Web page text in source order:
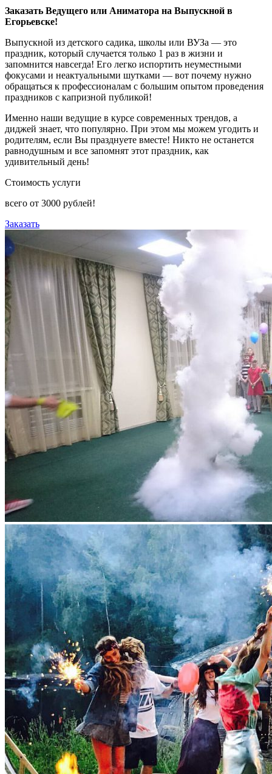
Заказать Ведущего или Аниматора на Выпускной в
Егорьевске!
Выпускной из детского садика, школы или ВУЗа — это
праздник, который случается только 1 раз в жизни и
запомнится навсегда! Его легко испортить неуместными
фокусами и неактуальными шутками — вот почему нужно
обращаться к профессионалам с большим опытом проведения
праздников с капризной публикой!
Именно наши ведущие в курсе современных трендов, а
диджей знает, что популярно. При этом мы можем угодить и
родителям, если Вы празднуете вместе! Никто не останется
равнодушным и все запомнят этот праздник, как
удивительный день!
Стоимость услуги
всего от 3000 рублей!
Заказать